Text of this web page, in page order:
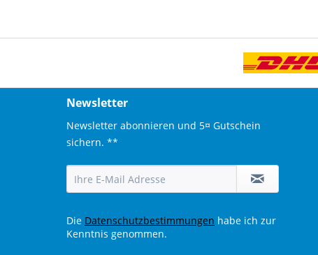
Newsletter
Newsletter abonnieren und 5¤ Gutschein
sichern. **
Die Datenschutzbestimmungen habe ich zur
Kenntnis genommen.